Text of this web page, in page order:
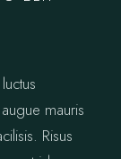
mauris
Risus